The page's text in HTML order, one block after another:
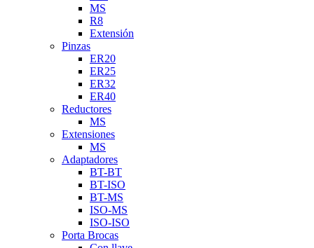
MS
R8
Extensión
Pinzas
ER20
ER25
ER32
ER40
Reductores
MS
Extensiones
MS
Adaptadores
BT-BT
BT-ISO
BT-MS
ISO-MS
ISO-ISO
Porta Brocas